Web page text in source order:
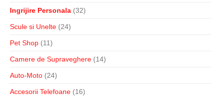
Ingrijire Personala (32)
Scule si Unelte (24)
Pet Shop (11)
Camere de Supraveghere (14)
Auto-Moto (24)
Accesorii Telefoane (16)